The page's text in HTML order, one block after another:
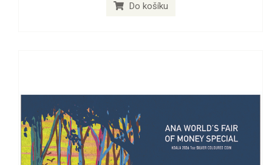
Do košíku